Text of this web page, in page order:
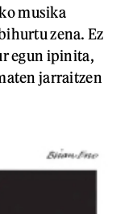
musika
zena. Ez
egun ipinita,
jarraitzen